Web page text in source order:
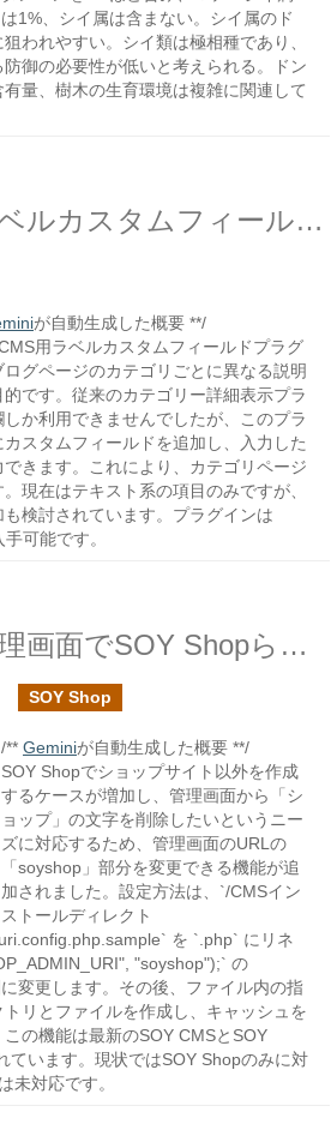
は1%、シイ属は含まない。シイ属のド
われやすい。シイ類は極相種であり、
御の必要性が低いと考えられる。ドン
量、樹木の生育環境は複雑に関連して
SOY CMSでラベルカスタムフィールドを作成しました
が自動生成した概要 **/
用ラベルカスタムフィールドプラグ
グページのカテゴリごとに異なる説明
です。従来のカテゴリー詳細表示プラ
か利用できませんでしたが、このプラ
スタムフィールドを追加し、入力した
きます。これにより、カテゴリページ
現在はテキスト系の項目のみですが、
検討されています。プラグインは
可能です。
SOY Shopで管理画面でSOY Shopらしさをなくす
SOY Shop
/** Geminiが自動生成した概要 **/
SOY Shopでショップサイト以外を作成
するケースが増加し、管理画面から「シ
ョップ」の文字を削除したいというニー
ズに対応するため、管理画面のURLの
「soyshop」部分を変更できる機能が追
加されました。設定方法は、`/CMSイン
ストールディレクト
を `.php` にリネ
"soyshop");` の
変更します。その後、ファイル内の指
リとファイルを作成し、キャッシュを
の機能は最新のSOY CMSとSOY
ています。現状ではSOY Shopのみに対
未対応です。